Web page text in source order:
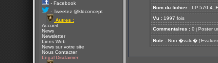
- Facebook
- Tweetez @kldconcept
Autres :
Accueil
News
Newsletter
Liens Web
News sur votre site
Nous Contacter
Legal Disclaimer
Nom du fichier : LP 570-
Vu : 1997 fois
Commentaires : 0 [ Poster
Note : Non �valu� [ Evaluer